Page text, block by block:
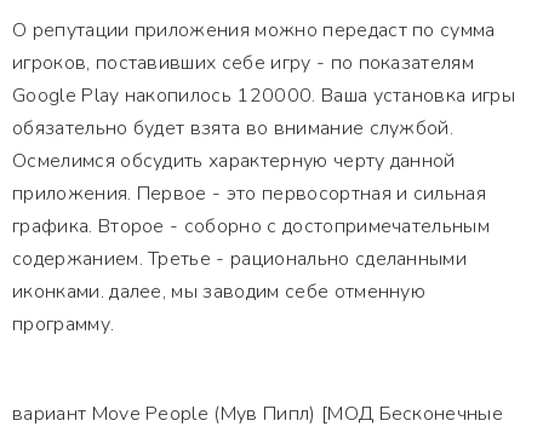
О репутации приложения можно передаст по сумма
игроков, поставивших себе игру - по показателям
Google Play накопилось 120000. Ваша установка игры
обязательно будет взята во внимание службой.
Осмелимся обсудить характерную черту данной
приложения. Первое - это первосортная и сильная
графика. Второе - соборно с достопримечательным
содержанием. Третье - рационально сделанными
иконками. далее, мы заводим себе отменную
программу.
вариант Move People (Мув Пипл) [МОД Бесконечные